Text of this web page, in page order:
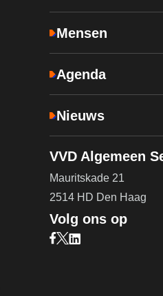
Mensen
Agenda
Nieuws
VVD Algemeen
Mauritskade 21
2514 HD Den Haag
Volg ons op
Bezoek onze
Bezoek onze X
Bezoek onze